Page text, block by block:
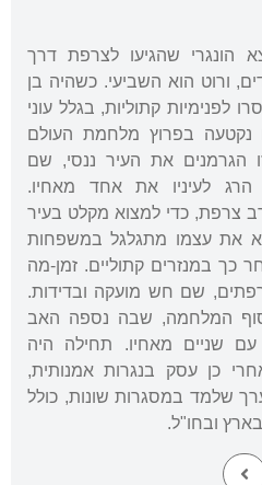
הונגרי שהגיעו לצרפת דרך
ורוט הוא השביעי. כשהיה בן
לפנימיות קתוליות, בגלל עוני
נקטעה בפרוץ מלחמת העולם
במאי 1940 הפגיזו הגרמנים את העיר ננסי, שם
לעיניו את אחד מאחיו.
צרפת, כדי למצוא מקלט בעיר
את עצמו מתגלגל במשפחות
כך במנזרים קתוליים. זמן-מה
שם חש מועקה ובדידות.
לקראת סוף המלחמה, שבה נספה האב
שניים מאחיו. תחילה היה
כן עסק בנגרות אמנותית,
שלמד במסגרות שונות, כולל
ובחו"ל.